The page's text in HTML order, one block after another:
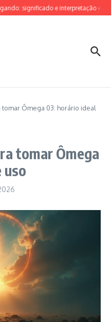
significado e interpretação
Ômega 03: horário ideal
tomar Ômega
uso